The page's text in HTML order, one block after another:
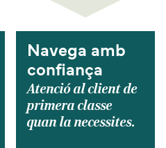
Navega amb
confiança
Atenció al client de
primera classe
quan la necessites.